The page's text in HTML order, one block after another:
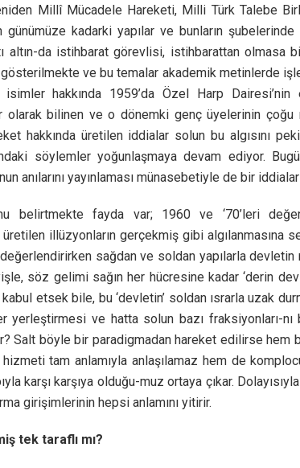
Millî Mücadele Hareketi, Milli Türk Talebe
günümüze kadarki yapılar ve bunların
altın-da istihbarat görevlisi, istihbarattan
gösterilmekte ve bu temalar akademik metinlerde
isimler hakkında 1959’da Özel Harp
olarak bilinen ve o dönemki genç üyelerinin
hakkında üretilen iddialar solun bu algısını
söylemler yoğunlaşmaya devam ediyor.
anılarını yayınlaması münasebetiyle de bir
belirtmekte fayda var; 1960 ve ‘70’leri
illüzyonların gerçekmiş gibi algılanmasına
sağdan ve soldan yapılarla
söz gelimi sağın her hücresine kadar ‘derin
etsek bile, bu ‘devletin’ soldan ısrarla uzak
yerleştirmesi ve hatta solun bazı fraksiyonları-
Salt böyle bir paradigmadan hareket edilirse hem
hizmeti tam anlamıyla anlaşılamaz hem de
karşı karşıya olduğu-muz ortaya çıkar.
girişimlerinin hepsi anlamını yitirir.
tek taraflı mı?